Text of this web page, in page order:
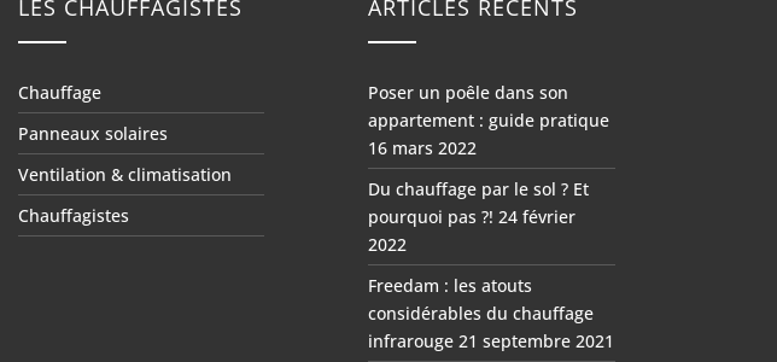
LES CHAUFFAGISTES
Chauffage
Panneaux solaires
Ventilation & climatisation
Chauffagistes
ARTICLES RÉCENTS
Poser un poêle dans son
appartement : guide pratique
16 mars 2022
Du chauffage par le sol ? Et
pourquoi pas ?! 24 février
2022
Freedam : les atouts
considérables du chauffage
infrarouge 21 septembre 2021